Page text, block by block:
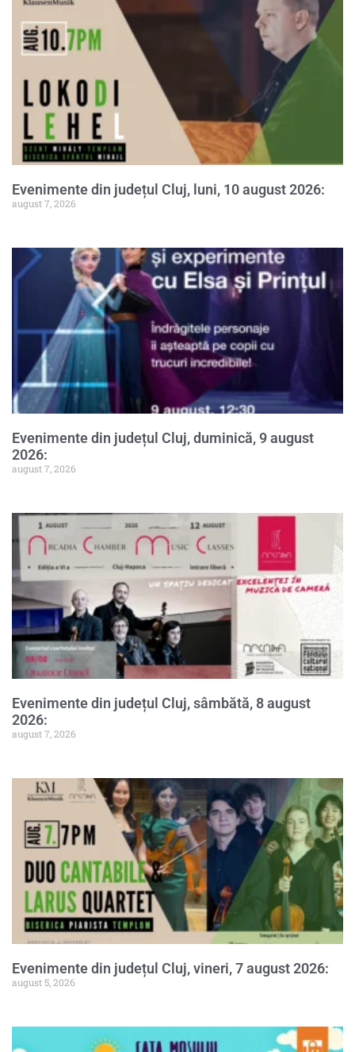
Evenimente din județul Cluj, luni, 10 august 2026:
august 7, 2026
Evenimente din județul Cluj, duminică, 9 august
2026:
august 7, 2026
Evenimente din județul Cluj, sâmbătă, 8 august
2026:
august 7, 2026
Evenimente din județul Cluj, vineri, 7 august 2026:
august 5, 2026